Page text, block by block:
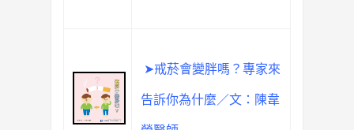
➤戒菸會變胖嗎？專家來
告訴你為什麼／文：陳韋